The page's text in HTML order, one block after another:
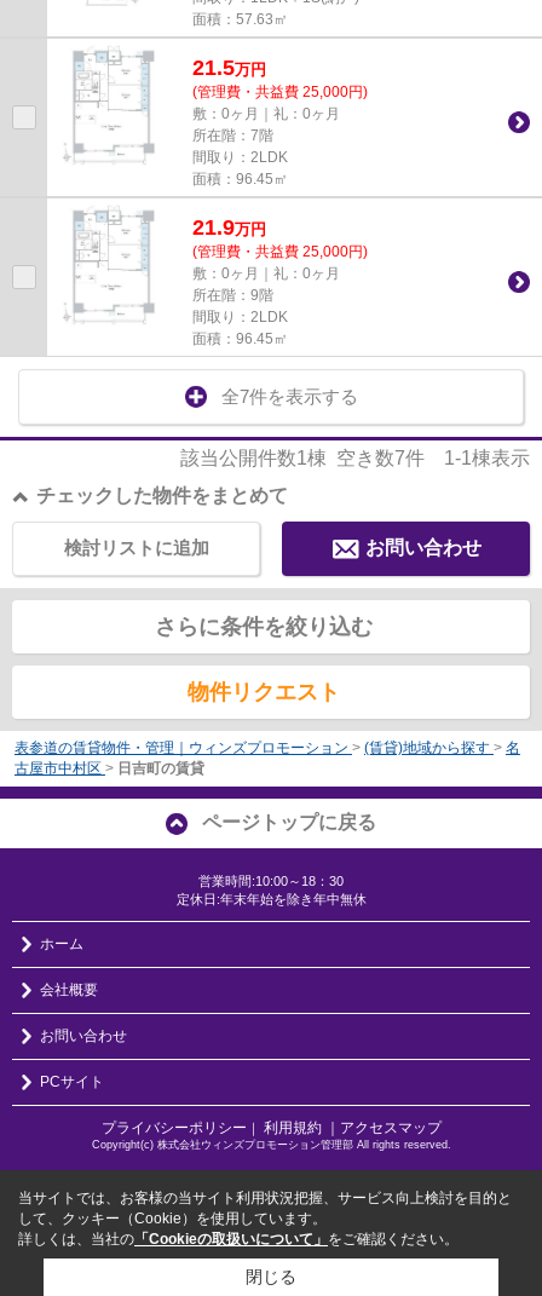
面積：57.63㎡
21.5万円
(管理費・共益費 25,000円)
敷：0ヶ月｜礼：0ヶ月
所在階：7階
間取り：2LDK
面積：96.45㎡
21.9万円
(管理費・共益費 25,000円)
敷：0ヶ月｜礼：0ヶ月
所在階：9階
間取り：2LDK
面積：96.45㎡
全7件を表示する
該当公開件数1棟 空き数7件 1-1棟表示
チェックした物件をまとめて
お問い合わせ
検討リストに追加
さらに条件を絞り込む
物件リクエスト
表参道の賃貸物件・管理｜ウィンズプロモーション > (賃貸)地域から探す > 名
古屋市中村区 > 日吉町の賃貸
ページトップに戻る
営業時間:10:00～18：30
定休日:年末年始を除き年中無休
ホーム
会社概要
お問い合わせ
PCサイト
プライバシーポリシー ｜ 利用規約 ｜アクセスマップ
Copyright(c) 株式会社ウィンズプロモーション管理部 All rights reserved.
当サイトでは、お客様の当サイト利用状況把握、サービス向上検討を目的と
して、クッキー（Cookie）を使用しています。
詳しくは、当社の 「Cookieの取扱いについて」 をご確認ください。
閉じる